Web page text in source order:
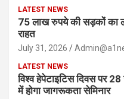
LATEST NEWS
75 लाख रुपये की सड़कों का
राहत
July 31, 2026
LATEST NEWS
विश्व हेपेटाइटिस दिवस पर
में होगा जागरूकता सेमिनार